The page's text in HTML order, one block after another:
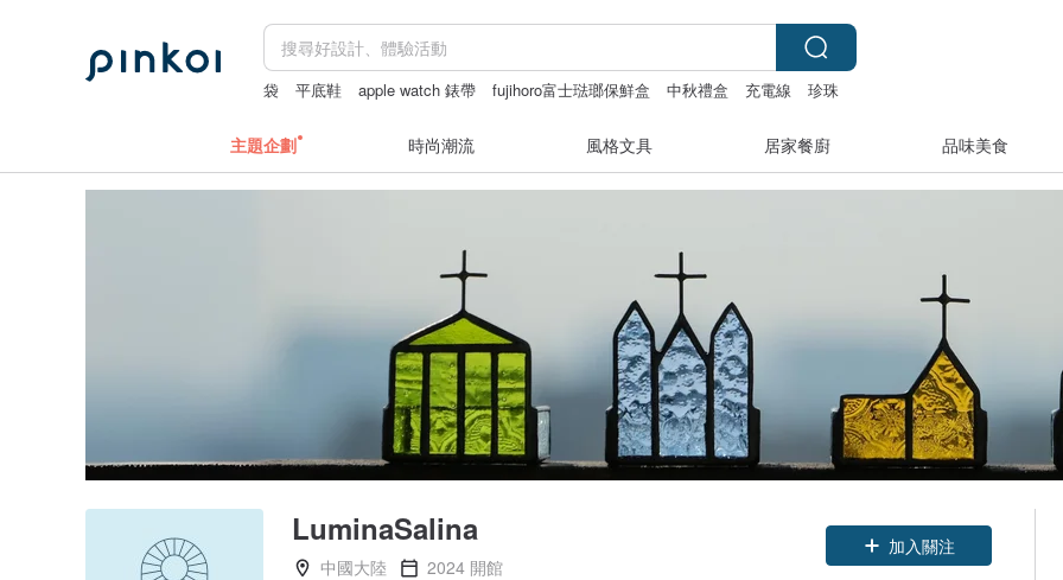
袋 平底鞋 apple watch 錶帶 fujihoro富士琺瑯保鮮盒 中秋禮盒 充電線
珍珠
主題企劃 時尚潮流 風格文具 居家餐廚 品味美食
LuminaSalina
中國大陸
2024 開館
加入關注